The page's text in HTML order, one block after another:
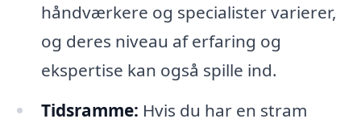
håndværkere og specialister varierer,
og deres niveau af erfaring og
ekspertise kan også spille ind.
Tidsramme: Hvis du har en stram